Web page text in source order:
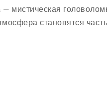
— мистическая
становятся